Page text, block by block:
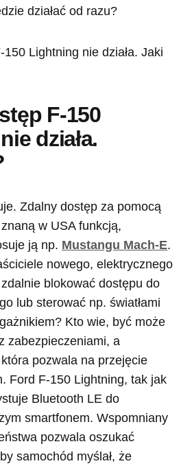
działać od razu?
F-150
działa.
Zdalny dostęp za pomocą
w USA funkcją,
ją np. Mustangu Mach-E.
nowego, elektrycznego
blokować dostępu do
lub sterować np. światłami
Kto wie, być może
zabezpieczeniami, a
pozwala na przejęcie
Ford F-150 Lightning, tak jak
Bluetooth LE do
smartfonem. Wspomniany
pozwala oszukać
samochód myślał, że